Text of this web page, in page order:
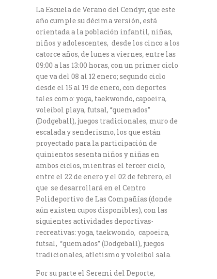
La Escuela de Verano del Cendyr, que este
año cumple su décima versión, está
orientada a la población infantil, niñas,
niños y adolescentes, desde los cinco a los
catorce años, de lunes a viernes, entre las
09:00 a las 13:00 horas, con un primer ciclo
que va del 08 al 12 enero; segundo ciclo
desde el 15 al 19 de enero, con deportes
tales como: yoga, taekwondo, capoeira,
voleibol playa, futsal, “quemados”
(Dodgeball), juegos tradicionales, muro de
escalada y senderismo, los que están
proyectado para la participación de
quinientos sesenta niños y niñas en
ambos ciclos, mientras el tercer ciclo,
entre el 22 de enero y el 02 de febrero, el
que se desarrollará en el Centro
Polideportivo de Las Compañías (donde
aún existen cupos disponibles), con las
siguientes actividades deportivas-
recreativas: yoga, taekwondo, capoeira,
futsal, “quemados” (Dodgeball), juegos
tradicionales, atletismo y voleibol sala.
Por su parte el Seremi del Deporte,